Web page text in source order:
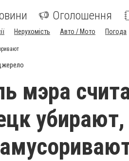
Оголошення
Нерухомість Авто / Мото Погода
мэра